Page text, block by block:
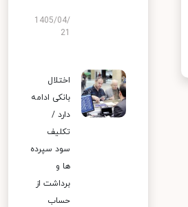
1405/04/
اختلال
بانکی ادامه
دارد /
تکلیف
سود سپرده
ها و
برداشت از
حساب